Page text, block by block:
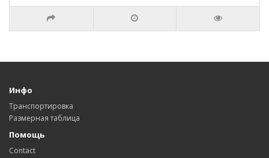
Инфо
Транспортировка
Размерная таблица
Помощь
Contact